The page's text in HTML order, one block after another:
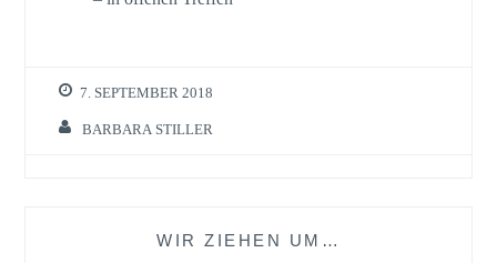
7. SEPTEMBER 2018
BARBARA STILLER
WIR ZIEHEN UM…